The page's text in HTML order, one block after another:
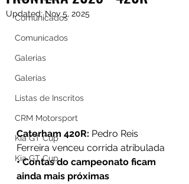
Comunicados
Comunicados
Galerias
Galerias
Listas de Inscritos
CRM Motorsport
Kia GT Cup
Kia GT Cup
Updated:Nov 5, 2025
Caterham 420R: Pedro Reis
Ferreira venceu corrida atribulada
• Contas do campeonato ficam
ainda mais próximas